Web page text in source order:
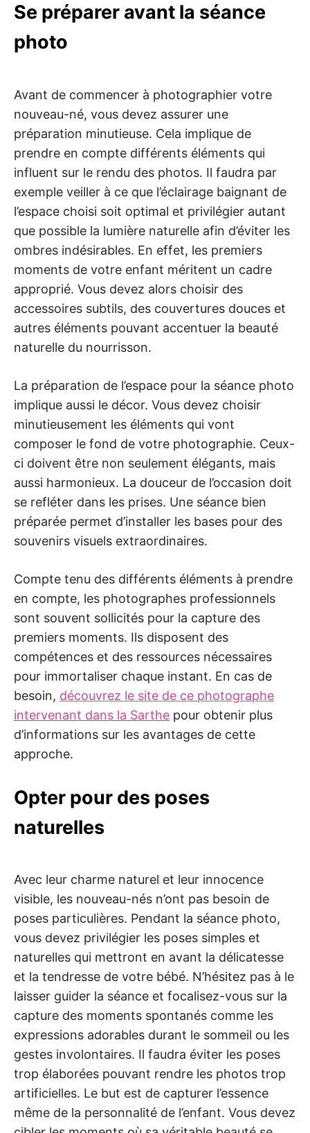
Se préparer avant la séance
photo
Avant de commencer à photographier votre
nouveau-né, vous devez assurer une
préparation minutieuse. Cela implique de
prendre en compte différents éléments qui
influent sur le rendu des photos. Il faudra par
exemple veiller à ce que l’éclairage baignant de
l’espace choisi soit optimal et privilégier autant
que possible la lumière naturelle afin d’éviter les
ombres indésirables. En effet, les premiers
moments de votre enfant méritent un cadre
approprié. Vous devez alors choisir des
accessoires subtils, des couvertures douces et
autres éléments pouvant accentuer la beauté
naturelle du nourrisson.
La préparation de l’espace pour la séance photo
implique aussi le décor. Vous devez choisir
minutieusement les éléments qui vont
composer le fond de votre photographie. Ceux-
ci doivent être non seulement élégants, mais
aussi harmonieux. La douceur de l’occasion doit
se refléter dans les prises. Une séance bien
préparée permet d’installer les bases pour des
souvenirs visuels extraordinaires.
Compte tenu des différents éléments à prendre
en compte, les photographes professionnels
sont souvent sollicités pour la capture des
premiers moments. Ils disposent des
compétences et des ressources nécessaires
pour immortaliser chaque instant. En cas de
besoin, découvrez le site de ce photographe
intervenant dans la Sarthe pour obtenir plus
d’informations sur les avantages de cette
approche.
Opter pour des poses
naturelles
Avec leur charme naturel et leur innocence
visible, les nouveau-nés n’ont pas besoin de
poses particulières. Pendant la séance photo,
vous devez privilégier les poses simples et
naturelles qui mettront en avant la délicatesse
et la tendresse de votre bébé. N’hésitez pas à le
laisser guider la séance et focalisez-vous sur la
capture des moments spontanés comme les
expressions adorables durant le sommeil ou les
gestes involontaires. Il faudra éviter les poses
trop élaborées pouvant rendre les photos trop
artificielles. Le but est de capturer l’essence
même de la personnalité de l’enfant. Vous devez